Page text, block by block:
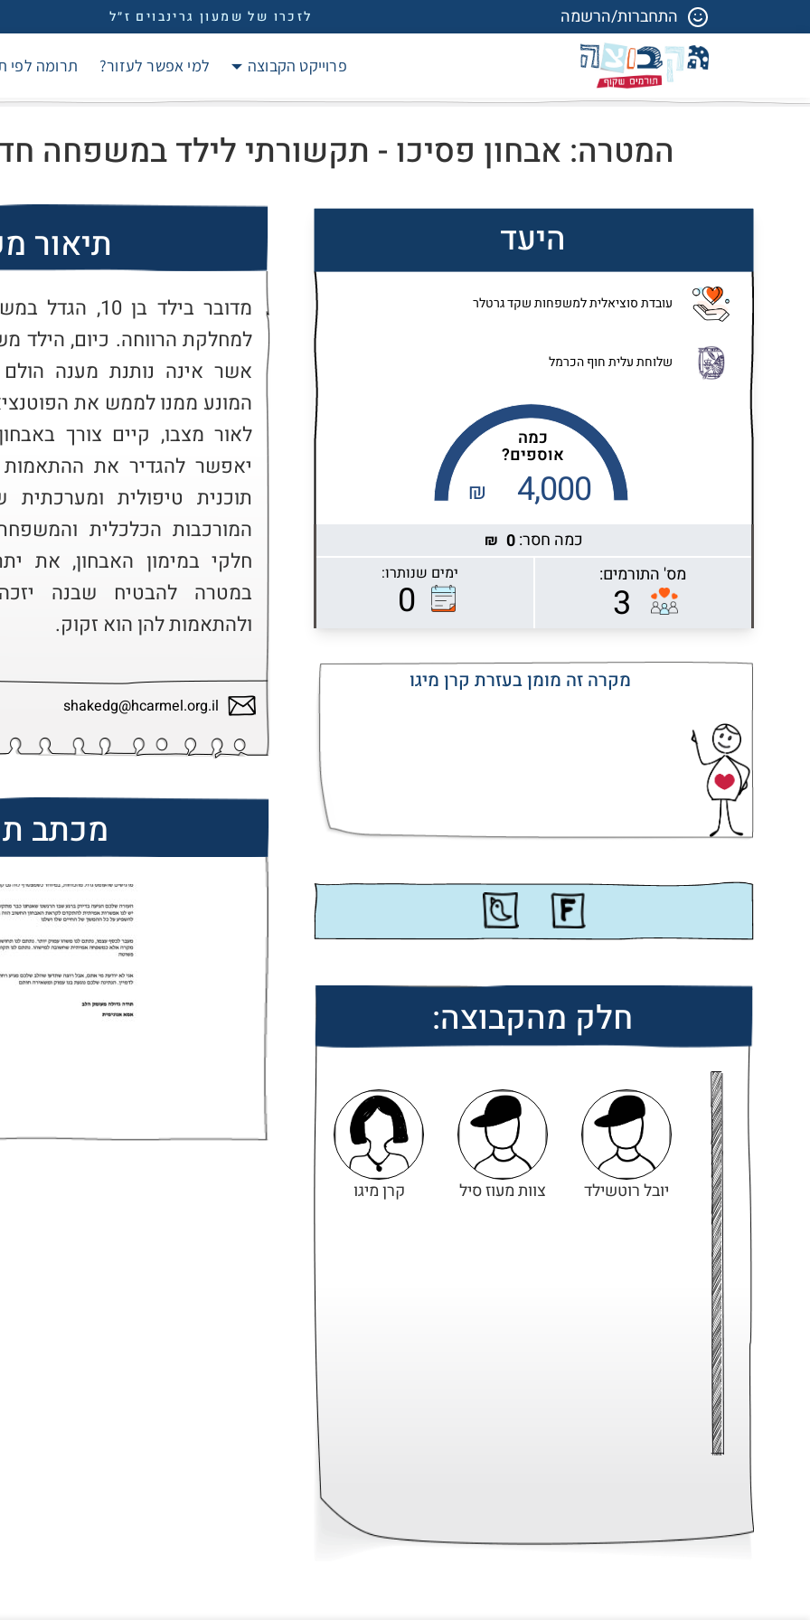
התחברות/הרשמה לזכרו של שמעון גרינבוים ז״ל
פרוייקט הקבוצה למי אפשר לעזור? תרומה לפי
המטרה: אבחון פסיכו - תקשורתי לילד במשפחה
היעד
עובדת סוציאלית למשפחות שקד גרטלר
שלוחת עלית חוף הכרמל
Highcharts.com
כמה
אוספים?
4,000
₪
כמה חסר:0
₪
מס' התורמים:
3
ימים שנותרו:
0
מקרה זה מומן בעזרת קרן מיגו
חלק מהקבוצה:
יובל רוטשילד צוות מעוז סיל קרן מיגו
תיאור
ולהתאמות להן הוא זקוק.
shakedg@hcarmel.org.il
מכתב